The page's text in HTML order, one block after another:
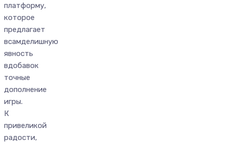
платформу,
которое
предлагает
всамделишную
явность
вдобавок
точные
дополнение
игры.
К
привеликой
радости,